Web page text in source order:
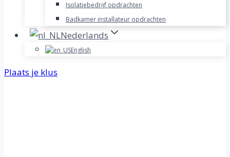
Isolatiebedrijf opdrachten
Badkamer installateur opdrachten
Nederlands
English
Plaats je klus